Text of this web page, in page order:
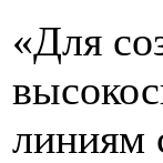
«Для
линиям